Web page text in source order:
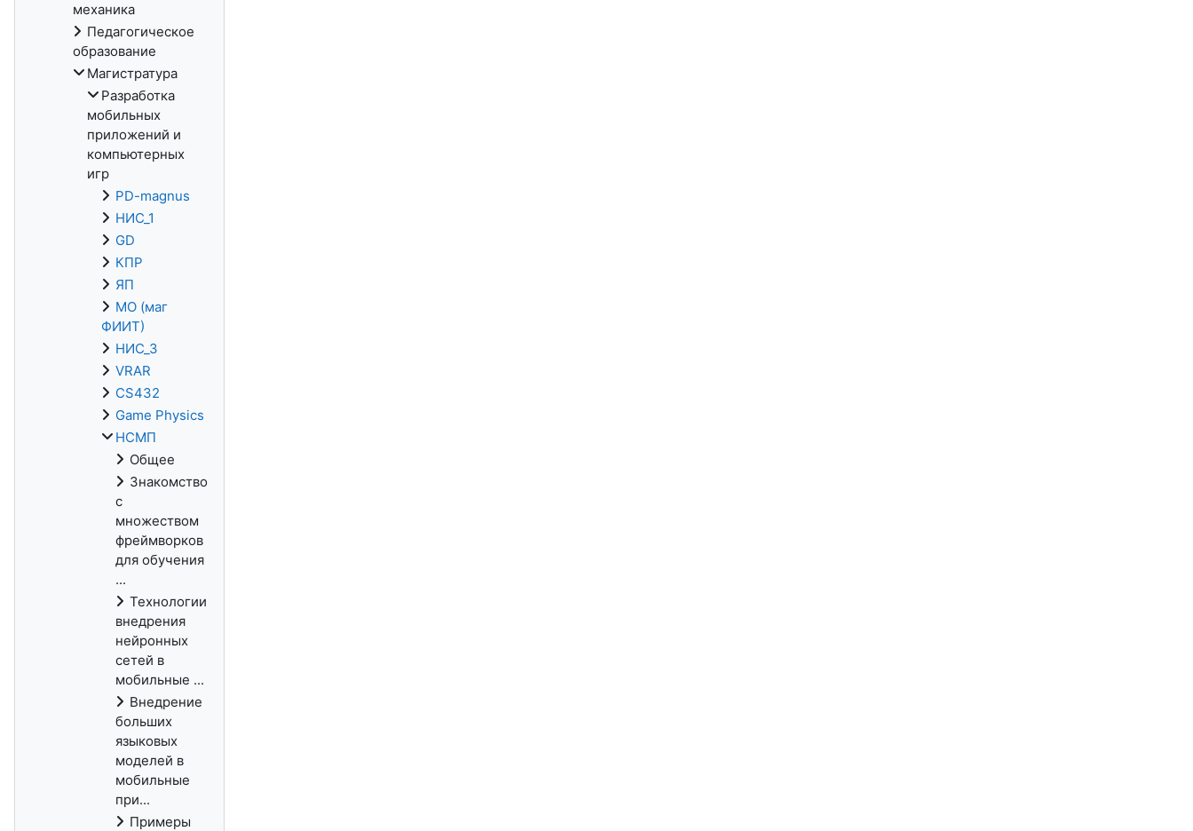
механика
Педагогическое
образование
Магистратура
Разработка
мобильных
приложений и
компьютерных
игр
PD-magnus
НИС_1
GD
КПР
ЯП
МО (маг
ФИИТ)
НИС_3
VRAR
CS432
Game Physics
НСМП
Общее
Знакомство
с
множеством
фреймворков
для обучения
...
Технологии
внедрения
нейронных
сетей в
мобильные ...
Внедрение
больших
языковых
моделей в
мобильные
при...
Примеры